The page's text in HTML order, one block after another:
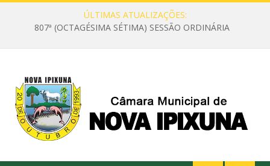
ÚLTIMAS ATUALIZAÇÕES:
807ª (OCTAGÉSIMA SÉTIMA) SESSÃO ORDINÁRIA